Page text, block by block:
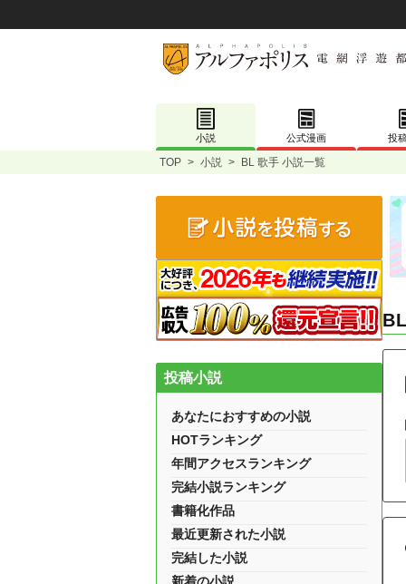
小説 公式漫画 投
TOP > 小説 > BL 歌手 小説一覧
投稿小説
あなたにおすすめの小説
HOTランキング
年間アクセスランキング
完結小説ランキング
書籍化作品
最近更新された小説
完結した小説